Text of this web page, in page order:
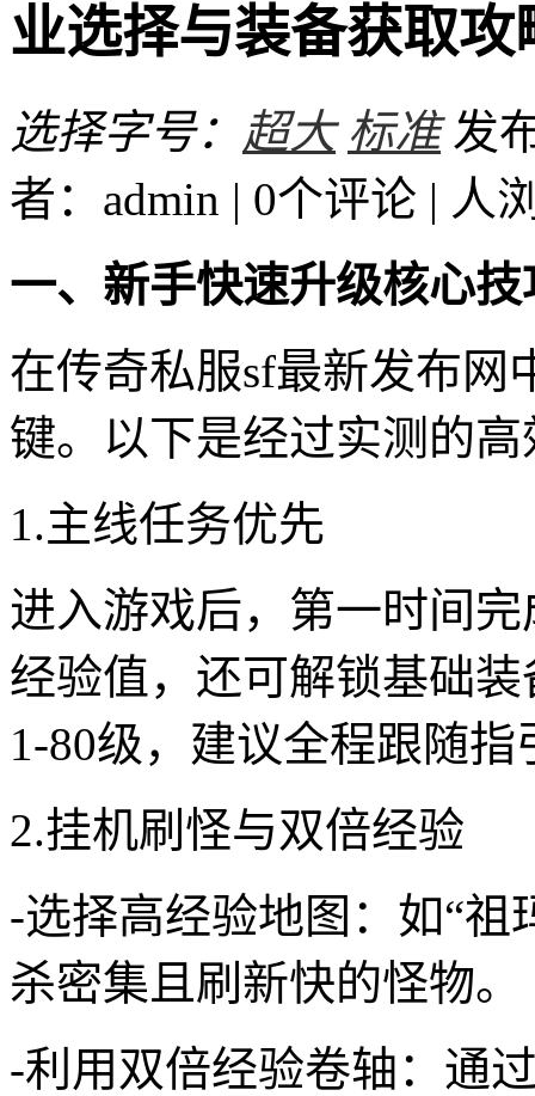
业选择与装备获取攻
选择字号： 超大 标准 发
者：admin | 0个评论 | 人
一、新手快速升级核心
在传奇私服sf最新发布网
键。以下是经过实测的
1.主线任务优先
进入游戏后，第一时间
经验值，还可解锁基础
1-80级，建议全程跟随
2.挂机刷怪与双倍经验
-选择高经验地图：如“祖
杀密集且刷新快的怪物。
-利用双倍经验卷轴：通